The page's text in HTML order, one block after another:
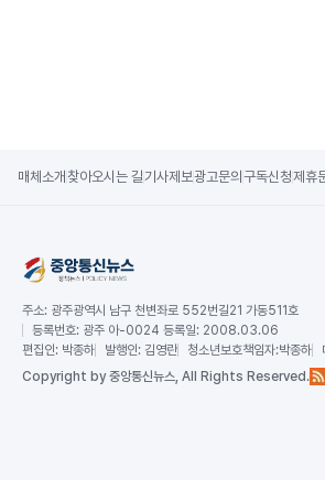
매체소개 찾아오시는 길기사제보광고문의 구독신청제휴
주소: 광주광역시 남구 천변좌로 552번길21 가동511호
등록번호: 광주 아-0024 등록일: 2008.03.06
편집인: 박종하 발행인: 김영란 청소년보호책임자:박종하
Copyright by 중앙통신뉴스, All Rights Reserved.